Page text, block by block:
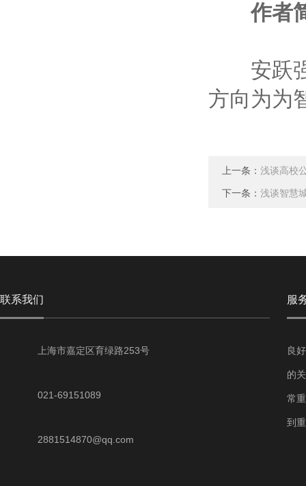
作者
安跃强
方向为为
上一条： 浅谈高校
下一条： 浅谈智慧
联系我们
上海市嘉定区育绿路253号
021-69151089
2881514870@qq.com
服
良
的
常
到